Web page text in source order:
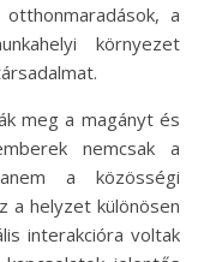
a
környezet
meg a magányt és
nemcsak a
a közösségi
a helyzet különösen
interakcióra voltak